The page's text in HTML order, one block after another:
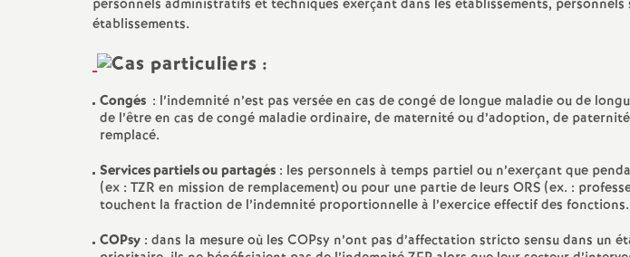
g
e
m
personnels administratifs et techniques exerçant dans les établissements, personnels
établissements.
Congés : l’indemnité n’est pas versée en cas de congé de longue maladie ou de
de l’être en cas de congé maladie ordinaire, de maternité ou d’adoption, de
remplacé.
Services partiels ou partagés : les personnels à temps partiel ou n’exerçant que
(ex : TZR en mission de remplacement) ou pour une partie de leurs ORS (ex. :
touchent la fraction de l’indemnité proportionnelle à l’exercice effectif des fonctions.
COPsy : dans la mesure où les COPsy n’ont pas d’affectation stricto sensu dans un